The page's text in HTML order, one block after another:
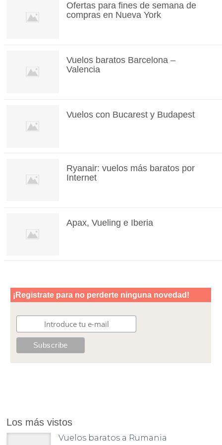
Ofertas para fines de semana de
compras en Nueva York
Vuelos baratos Barcelona –
Valencia
Vuelos con Bucarest y Budapest
Ryanair: vuelos más baratos por
Internet
Apax, Vueling e Iberia
Los más vistos
Vuelos baratos a Rumania